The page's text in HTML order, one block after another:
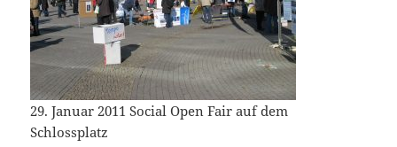
29. Januar 2011 Social Open Fair auf dem
Schlossplatz